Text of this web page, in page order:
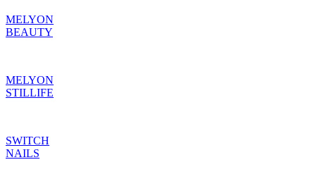
MELYON
BEAUTY
MELYON
STILLIFE
SWITCH
NAILS